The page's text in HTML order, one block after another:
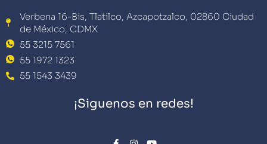
Verbena 16-Bis, Tlatilco, Azcapotzalco, 02860 Ciudad
de México, CDMX
55 3215 7561
55 1972 1323
55 1543 3439
¡Siguenos en redes!
F I Y